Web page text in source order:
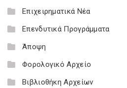
Επιχειρηματικά Νέα
Επενδυτικά Προγράμματα
Άποψη
Φορολογικό Αρχείο
Βιβλιοθήκη Αρχείων